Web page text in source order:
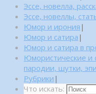
Эссе, новелла,
Эссе, новеллы,
Юмор и ирония |
Юмор и сатира |
Юмор и сатира в
Юмористические и
пародии, шутки,
Рубрики |
Что искать: